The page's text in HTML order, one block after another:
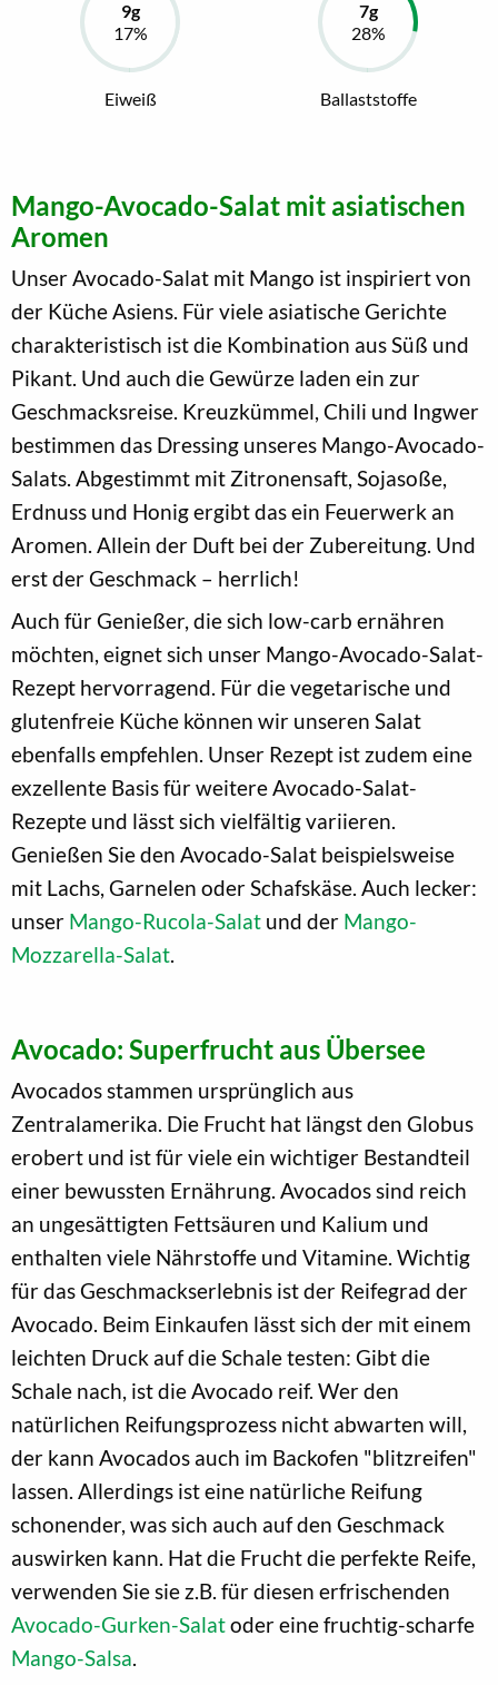
Eiweiß Ballaststoffe
Mango-Avocado-Salat mit asiatischen
Aromen
Unser Avocado-Salat mit Mango ist inspiriert von
der Küche Asiens. Für viele asiatische Gerichte
charakteristisch ist die Kombination aus Süß und
Pikant. Und auch die Gewürze laden ein zur
Geschmacksreise. Kreuzkümmel, Chili und Ingwer
bestimmen das Dressing unseres Mango-Avocado-
Salats. Abgestimmt mit Zitronensaft, Sojasoße,
Erdnuss und Honig ergibt das ein Feuerwerk an
Aromen. Allein der Duft bei der Zubereitung. Und
erst der Geschmack – herrlich!
Auch für Genießer, die sich low-carb ernähren
möchten, eignet sich unser Mango-Avocado-Salat-
Rezept hervorragend. Für die vegetarische und
glutenfreie Küche können wir unseren Salat
ebenfalls empfehlen. Unser Rezept ist zudem eine
exzellente Basis für weitere Avocado-Salat-
Rezepte und lässt sich vielfältig variieren.
Genießen Sie den Avocado-Salat beispielsweise
mit Lachs, Garnelen oder Schafskäse. Auch lecker:
unser Mango-Rucola-Salat und der Mango-
Mozzarella-Salat.
Avocado: Superfrucht aus Übersee
Avocados stammen ursprünglich aus
Zentralamerika. Die Frucht hat längst den Globus
erobert und ist für viele ein wichtiger Bestandteil
einer bewussten Ernährung. Avocados sind reich
an ungesättigten Fettsäuren und Kalium und
enthalten viele Nährstoffe und Vitamine. Wichtig
für das Geschmackserlebnis ist der Reifegrad der
Avocado. Beim Einkaufen lässt sich der mit einem
leichten Druck auf die Schale testen: Gibt die
Schale nach, ist die Avocado reif. Wer den
natürlichen Reifungsprozess nicht abwarten will,
der kann Avocados auch im Backofen "blitzreifen"
lassen. Allerdings ist eine natürliche Reifung
schonender, was sich auch auf den Geschmack
auswirken kann. Hat die Frucht die perfekte Reife,
verwenden Sie sie z.B. für diesen erfrischenden
Avocado-Gurken-Salatoder eine fruchtig-scharfe
Mango-Salsa.